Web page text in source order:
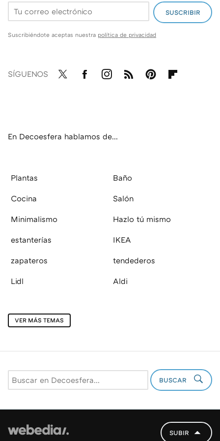
SUSCRIBIR
Suscribiéndote aceptas nuestra política de privacidad
SÍGUENOS
En Decoesfera hablamos de...
Plantas Baño
Cocina Salón
Minimalismo Hazlo tú mismo
estanterías IKEA
zapateros tendederos
Lidl Aldi
VER MÁS TEMAS
BUSCAR
SUBIR